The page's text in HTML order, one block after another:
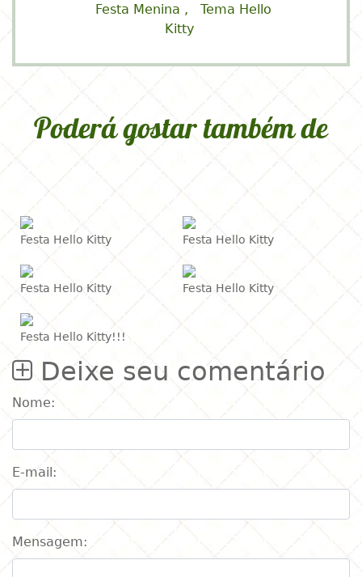
Festa Menina
Tema Hello
Kitty
Poderá gostar também de
Festa Hello Kitty Festa Hello Kitty
Festa Hello Kitty Festa Hello Kitty
Festa Hello Kitty!!!
Deixe seu comentário
Nome:
E-mail:
Mensagem: